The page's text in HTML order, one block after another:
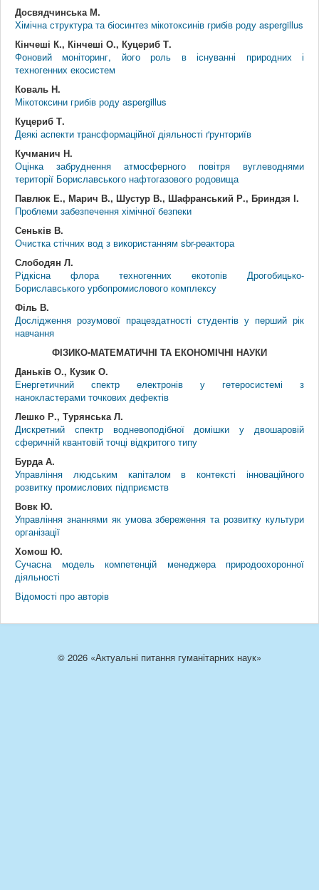
Досвядчинська М.
Хімічна структура та біосинтез мікотоксинів грибів роду aspergillus
Кінчеші К., Кінчеші О., Куцериб Т.
Фоновий моніторинг, його роль в існуванні природних і
техногенних екосистем
Коваль Н.
Мікотоксини грибів роду aspergillus
Куцериб Т.
Деякі аспекти трансформаційної діяльності ґрунториїв
Кучманич Н.
Оцінка забруднення атмосферного повітря вуглеводнями
території Бориславського нафтогазового родовища
Павлюк Е., Марич В., Шустур В., Шафранський Р., Бриндзя І.
Проблеми забезпечення хімічної безпеки
Сеньків В.
Очистка стічних вод з використанням sbr-реактора
Слободян Л.
Рідкісна флора техногенних екотопів Дрогобицько-
Бориславського урбопромислового комплексу
Філь В.
Дослідження розумової працездатності студентів у перший рік
навчання
ФІЗИКО-МАТЕМАТИЧНІ ТА ЕКОНОМІЧНІ НАУКИ
Даньків О., Кузик О.
Енергетичний спектр електронів у гетеросистемі з
нанокластерами точкових дефектів
Лешко Р., Турянська Л.
Дискретний спектр водневоподібної домішки у двошаровій
сферичній квантовій точці відкритого типу
Бурда А.
Управління людським капіталом в контексті інноваційного
розвитку промислових підприємств
Вовк Ю.
Управління знаннями як умова збереження та розвитку культури
організації
Хомош Ю.
Сучасна модель компетенцій менеджера природоохоронної
діяльності
Відомості про авторів
© 2026 «Актуальні питання гуманітарних наук»